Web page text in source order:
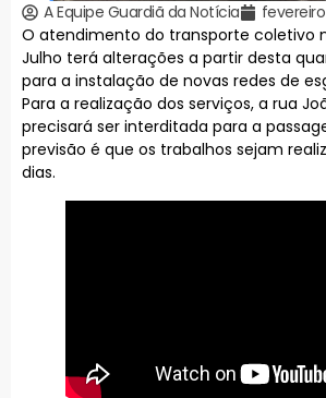
A Equipe Guardiã da Notícia
O atendimento do transporte coletivo
Julho terá alterações a partir desta
para a instalação de novas redes de
Para a realização dos serviços, a rua
precisará ser interditada para a
previsão é que os trabalhos sejam
dias.